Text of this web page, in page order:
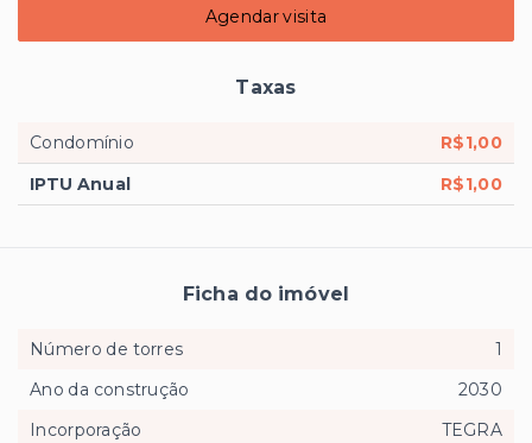
Agendar visita
Taxas
Condomínio
R$1,00
IPTU Anual
R$1,00
Ficha do imóvel
Número de torres
1
Ano da construção
2030
Incorporação
TEGRA